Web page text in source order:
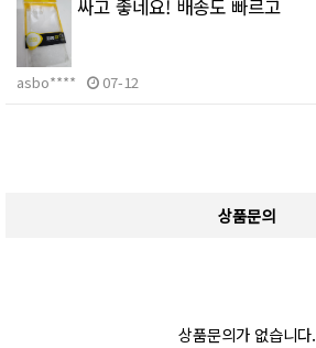
싸고 좋네요! 배송도 빠르고
asbo**** 07-12
상품문의
상품문의가 없습니다.